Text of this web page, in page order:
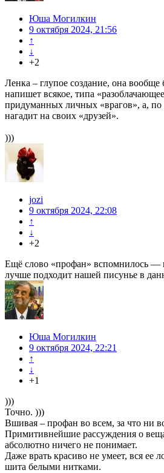
Юша Могилкин
9 октября 2024, 21:56
↑
↓
+2
Ленка – глупое создание, она вообще
напишет всякое, типа
придуманных личных «врагов», а, по
нагадит на своих «друзей».
)))
jozi
9 октября 2024, 22:08
↑
↓
+2
Ещё слово «профан» вспомнилось —
лучше подходит нашей писунье в
Юша Могилкин
9 октября 2024, 22:21
↑
↓
+1
)))
Точно. )))
Вшивая – профан во всем, за что ни
Примитивнейшие рассуждения о
абсолютно ничего не понимает.
Даже врать красиво не умеет, вся ее
шита белыми нитками.